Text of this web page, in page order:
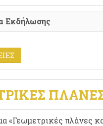
Εκδήλωσης
«Γεωμετρικές πλάνες